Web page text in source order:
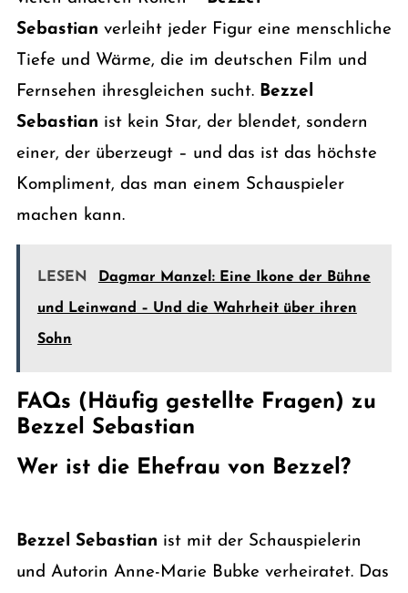
Sebastian verleiht jeder Figur eine menschliche
Tiefe und Wärme, die im deutschen Film und
Fernsehen ihresgleichen sucht. Bezzel
Sebastian ist kein Star, der blendet, sondern
einer, der überzeugt – und das ist das höchste
Kompliment, das man einem Schauspieler
machen kann.
LESEN Dagmar Manzel: Eine Ikone der Bühne
und Leinwand – Und die Wahrheit über ihren
Sohn
FAQs (Häufig gestellte Fragen) zu
Bezzel Sebastian
Wer ist die Ehefrau von Bezzel?
Bezzel Sebastian ist mit der Schauspielerin
und Autorin Anne-Marie Bubke verheiratet. Das